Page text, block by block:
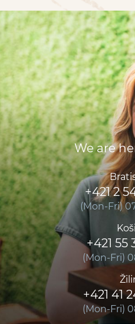
We are
+421 2
(Mon-Fri)
+421 55
(Mon-Fri)
+421 41
(Mon-Fri)